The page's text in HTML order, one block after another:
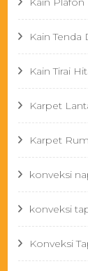
Kain Tenda
Kain Tirai
Karpet
Karpet
konveksi
konveksi
Konveksi